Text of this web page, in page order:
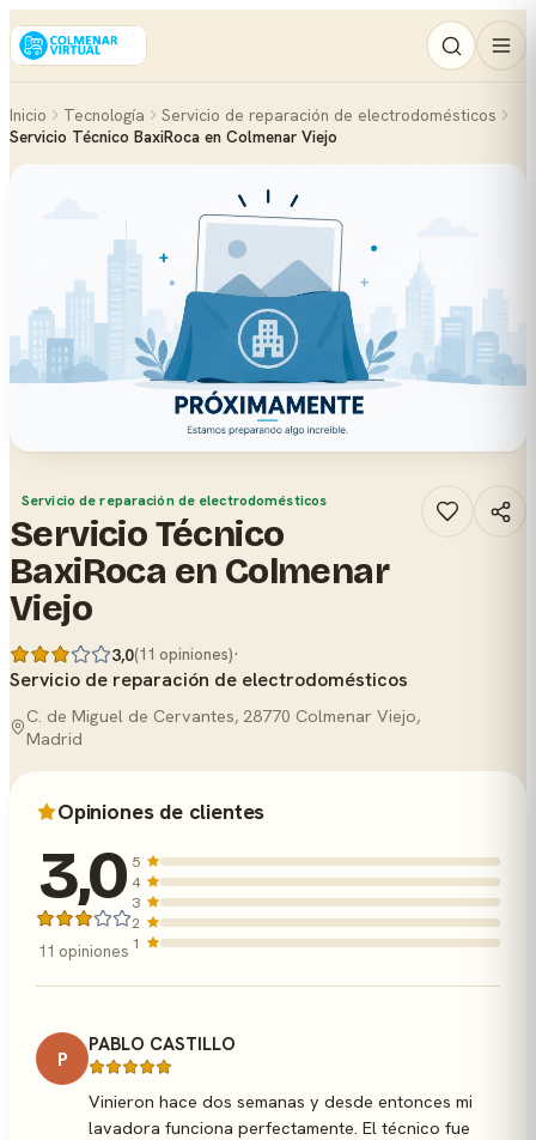
Inicio Tecnología
Servicio de reparación de electrodomésticos
Servicio Técnico BaxiRoca en Colmenar Viejo
Servicio de reparación de electrodomésticos
Servicio Técnico
BaxiRoca en Colmenar
Viejo
3,0(11 opiniones)·
Servicio de reparación de electrodomésticos
C. de Miguel de Cervantes, 28770 Colmenar Viejo,
Madrid
Opiniones de clientes
3,0
11 opiniones
5
4
3
2
1
P
PABLO CASTILLO
Vinieron hace dos semanas y desde entonces mi
lavadora funciona perfectamente. El técnico fue